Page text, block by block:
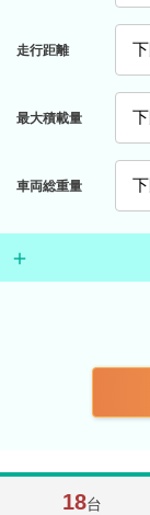
走行距離
最大積載量
車両総重量
18台